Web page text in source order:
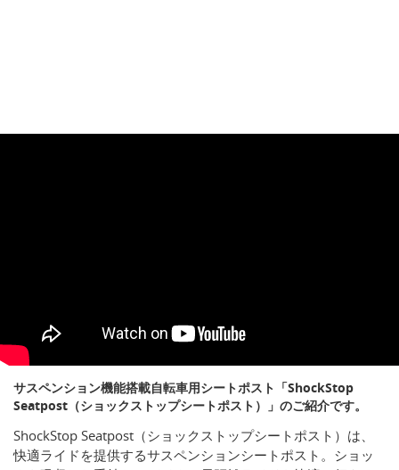
サスペンション機能搭載自転車用シートポスト「ShockStop
Seatpost（ショックストップシートポスト）」のご紹介です。
ShockStop Seatpost（ショックストップシートポスト）は、
快適ライドを提供するサスペンションシートポスト。ショッ